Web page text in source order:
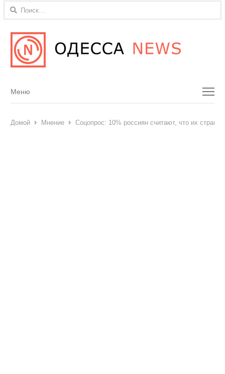
Найти:
Menu
Меню
Домой Мнение Соцопрос: 10% россиян считают, что их